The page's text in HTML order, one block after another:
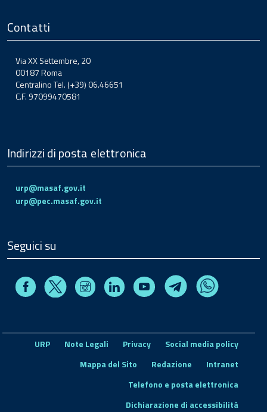
Contatti
Via XX Settembre, 20
00187 Roma
Centralino Tel. (+39) 06.46651
C.F. 97099470581
Indirizzi di posta elettronica
urp@masaf.gov.it
urp@pec.masaf.gov.it
Seguici su
FacebookX InstagramLinkedin Youtube TelegramWhatsapp
URP Note Legali Privacy
Social media policy
Mappa del Sito
Redazione
Intranet
Telefono e posta elettronica
Dichiarazione di accessibilità